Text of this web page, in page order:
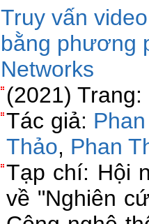
Truy vấn
bằng phương
Networks
(2021) Trang:
Tác giả:
Thảo, Phan
Tạp chí: Hội
về "Nghiên